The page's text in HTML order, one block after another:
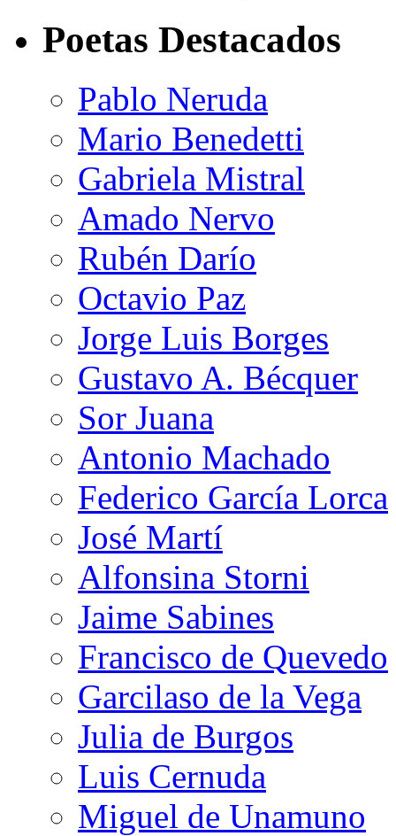
Poetas Destacados
Pablo Neruda
Mario Benedetti
Gabriela Mistral
Amado Nervo
Rubén Darío
Octavio Paz
Jorge Luis Borges
Gustavo A. Bécquer
Sor Juana
Antonio Machado
Federico García Lorca
José Martí
Alfonsina Storni
Jaime Sabines
Francisco de Quevedo
Garcilaso de la Vega
Julia de Burgos
Luis Cernuda
Miguel de Unamuno